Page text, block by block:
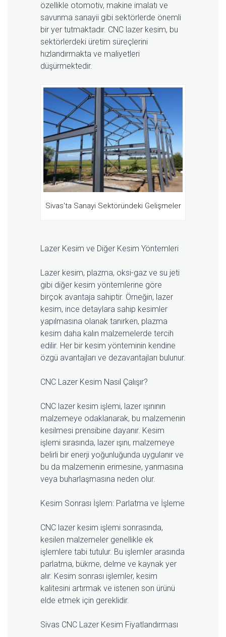
özellikle otomotiv, makine imalatı ve
savunma sanayii gibi sektörlerde önemli
bir yer tutmaktadır. CNC lazer kesim, bu
sektörlerdeki üretim süreçlerini
hızlandırmakta ve maliyetleri
düşürmektedir.
Sivas'ta Sanayi Sektöründeki Gelişmeler
Lazer Kesim ve Diğer Kesim Yöntemleri
Lazer kesim, plazma, oksi-gaz ve su jeti
gibi diğer kesim yöntemlerine göre
birçok avantaja sahiptir. Örneğin, lazer
kesim, ince detaylara sahip kesimler
yapılmasına olanak tanırken, plazma
kesim daha kalın malzemelerde tercih
edilir. Her bir kesim yönteminin kendine
özgü avantajları ve dezavantajları bulunur.
CNC Lazer Kesim Nasıl Çalışır?
CNC lazer kesim işlemi, lazer ışınının
malzemeye odaklanarak, bu malzemenin
kesilmesi prensibine dayanır. Kesim
işlemi sırasında, lazer ışını, malzemeye
belirli bir enerji yoğunluğunda uygulanır ve
bu da malzemenin erimesine, yanmasına
veya buharlaşmasına neden olur.
Kesim Sonrası İşlem: Parlatma ve İşleme
CNC lazer kesim işlemi sonrasında,
kesilen malzemeler genellikle ek
işlemlere tabi tutulur. Bu işlemler arasında
parlatma, bükme, delme ve kaynak yer
alır. Kesim sonrası işlemler, kesim
kalitesini artırmak ve istenen son ürünü
elde etmek için gereklidir.
Sivas CNC Lazer Kesim Fiyatlandırması